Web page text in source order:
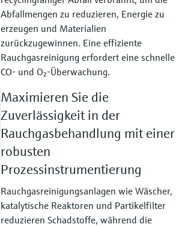
Abfallmengen zu reduzieren, Energie zu
erzeugen und Materialien
zurückzugewinnen. Eine effiziente
Rauchgasreinigung erfordert eine schnelle
CO- und O₂-Überwachung.
Maximieren Sie die
Zuverlässigkeit in der
Rauchgasbehandlung mit einer
robusten
Prozessinstrumentierung
Rauchgasreinigungsanlagen wie Wäscher,
katalytische Reaktoren und Partikelfilter
reduzieren Schadstoffe, während die